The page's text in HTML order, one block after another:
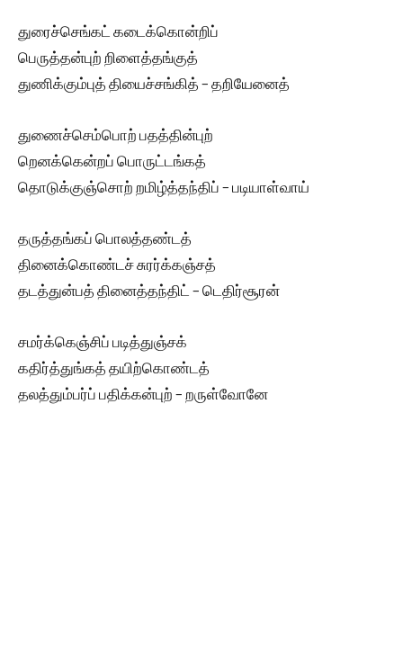
துரைச்செங்கட் கடைக்கொன்றிப்
பெருத்தன்புற் றிளைத்தங்குத்
துணிக்கும்புத் தியைச்சங்கித் – தறியேனைத்
துணைச்செம்பொற் பதத்தின்புற்
றெனக்கென்றப் பொருட்டங்கத்
தொடுக்குஞ்சொற் றமிழ்த்தந்திப் – படியாள்வாய்
தருத்தங்கப் பொலத்தண்டத்
தினைக்கொண்டச் சுரர்க்கஞ்சத்
தடத்துன்பத் தினைத்தந்திட் – டெதிர்சூரன்
சமர்க்கெஞ்சிப் படித்துஞ்சக்
கதிர்த்துங்கத் தயிற்கொண்டத்
தலத்தும்பர்ப் பதிக்கன்புற் – றருள்வோனே